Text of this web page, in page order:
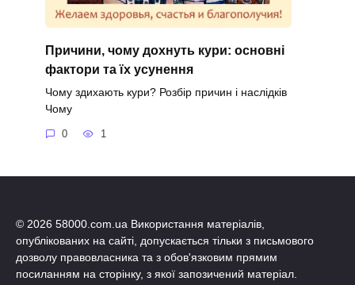
Причини, чому дохнуть кури: основні
фактори та їх усунення
Чому здихають кури? Розбір причин і наслідків
Чому
0 1
© 2026 58000.com.ua Використання матеріалів,
опублікованих на сайті, допускається тільки з письмового
дозволу правовласника та з обов'язковим прямим
посиланням на сторінку, з якої запозичений матеріал.